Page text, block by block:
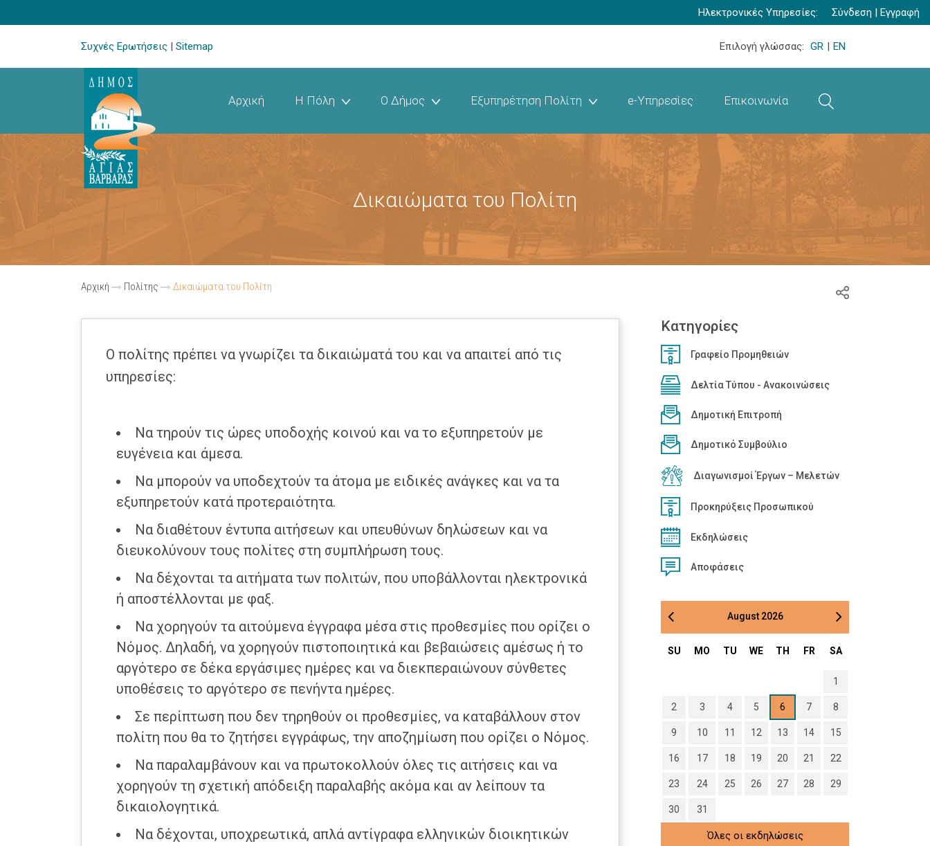
Ηλεκτρονικές Υπηρεσίες: Σύνδεση | Εγγραφή
Συχνές Ερωτήσεις | Sitemap Επιλογή γλώσσας: GR | EN
Αρχική Η Πόλη Ο Δήμος Εξυπηρέτηση Πολίτη e-Υπηρεσίες Επικοινωνία
Δικαιώματα του Πολίτη
Αρχική Πολίτης Δικαιώματα του Πολίτη
Ο πολίτης πρέπει να γνωρίζει τα δικαιώματά του και να απαιτεί από τις
υπηρεσίες:
Να τηρούν τις ώρες υποδοχής κοινού και να το εξυπηρετούν με
ευγένεια και άμεσα.
Να μπορούν να υποδεχτούν τα άτομα με ειδικές ανάγκες και να τα
εξυπηρετούν κατά προτεραιότητα.
Να διαθέτουν έντυπα αιτήσεων και υπευθύνων δηλώσεων και να
διευκολύνουν τους πολίτες στη συμπλήρωση τους.
Να δέχονται τα αιτήματα των πολιτών, που υποβάλλονται ηλεκτρονικά
ή αποστέλλονται με φαξ.
Να χορηγούν τα αιτούμενα έγγραφα μέσα στις προθεσμίες που ορίζει ο
Νόμος. Δηλαδή, να χορηγούν πιστοποιητικά και βεβαιώσεις αμέσως ή το
αργότερο σε δέκα εργάσιμες ημέρες και να διεκπεραιώνουν σύνθετες
υποθέσεις το αργότερο σε πενήντα ημέρες.
Σε περίπτωση που δεν τηρηθούν οι προθεσμίες, να καταβάλλουν στον
πολίτη που θα το ζητήσει εγγράφως, την αποζημίωση που ορίζει ο Νόμος.
Να παραλαμβάνουν και να πρωτοκολλούν όλες τις αιτήσεις και να
χορηγούν τη σχετική απόδειξη παραλαβής ακόμα και αν λείπουν τα
δικαιολογητικά.
Να δέχονται, υποχρεωτικά, απλά αντίγραφα ελληνικών διοικητικών
Κατηγορίες
Γραφείο Προμηθειών
Δελτία Τύπου - Ανακοινώσεις
Δημοτική Επιτροπή
Δημοτικό Συμβούλιο
Διαγωνισμοί Έργων – Μελετών
Προκηρύξεις Προσωπικού
Εκδηλώσεις
Αποφάσεις
August 2026
SU MO TU WE TH FR SA
1
2 3 4 5 6 7 8
9 10 11 12 13 14 15
16 17 18 19 20 21 22
23 24 25 26 27 28 29
30 31
Όλες οι εκδηλώσεις